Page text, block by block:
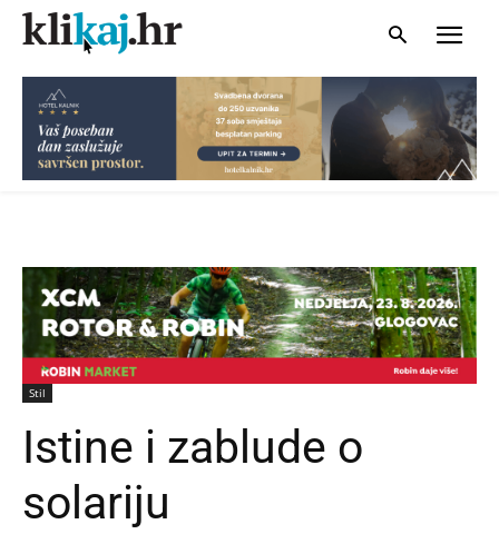
Stil
Istine i zablude o
solariju